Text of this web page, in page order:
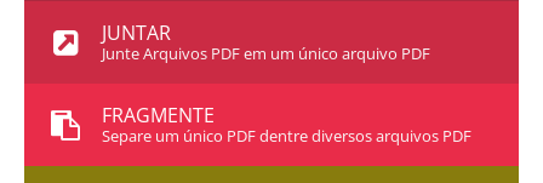
JUNTAR
Junte Arquivos PDF em um único arquivo PDF
FRAGMENTE
Separe um único PDF dentre diversos arquivos PDF